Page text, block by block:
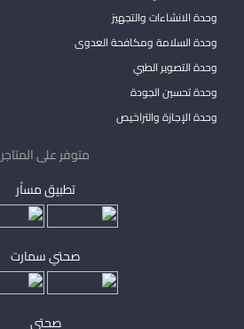
وحدة الانشاءات والتجهيز
وحدة السلامة ومكافحة العدوى
وحدة التصوير الطبي
وحدة تحسين الجودة
وحدة الإجازة والتراخيص
متوفر على المتاجر
تطبيق مساْر
صحتي سمارت
صحتي